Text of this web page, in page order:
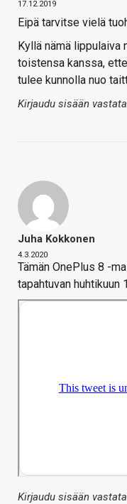
17.12.2019
Eipä tarvitse vielä
Kyllä nämä lippulaiva
toistensa kanssa,
tulee kunnolla nuo
Kirjaudu sisään
Juha Kokkonen
4.3.2020
Tämän OnePlus 8 -
tapahtuvan huhtikuun
Kirjaudu sisään